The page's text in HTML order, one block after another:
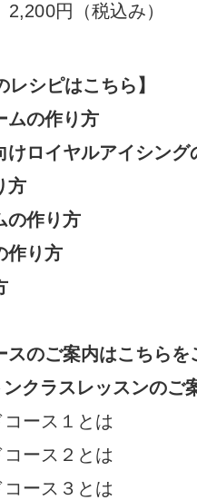
2,200円（税込み）
シピはこちら】
ムの作り方
けロイヤルアイシング
方
の作り方
作り方
スのご案内はこちらを
クラスレッスンのご
ース１とは
ース２とは
ース３とは